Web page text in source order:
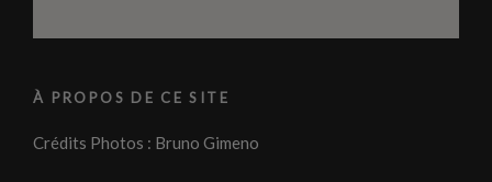
À PROPOS DE CE SITE
Crédits Photos : Bruno Gimeno